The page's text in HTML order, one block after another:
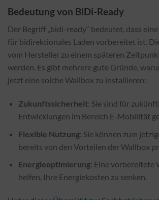
Bedeutung von BiDi-Ready
Der Begriff „bidi-ready“ bedeutet, dass
für bidirektionales Laden vorbereitet ist.
vom Hersteller zu einem späteren
werden. Es gibt mehrere gute Gründe,
jetzt eine solche Wallbox zu installieren:
Zukunftssicherheit: Sie sind für
Entwicklungen im Bereich E-Mobilität
Flexible Nutzung: Sie können zum
bereits von den Vorteilen der Wallbox
Energieoptimierung: Eine vorbereitete
helfen, Ihre Energiekosten zu senken.